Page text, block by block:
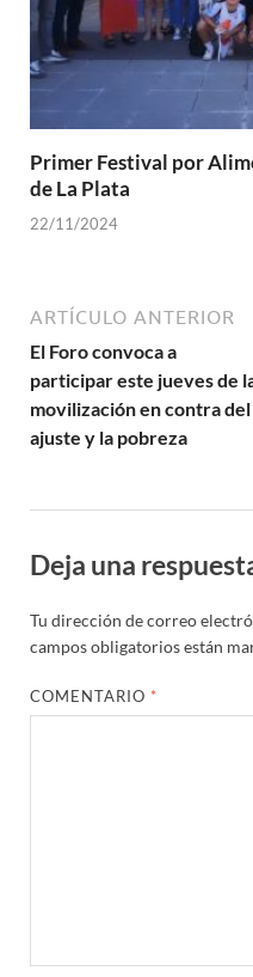
Primer Festival por
de La Plata
22/11/2024
ARTÍCULO ANTERIOR
El Foro convoca a
participar este jueves de
movilización en contra del
ajuste y la pobreza
Deja una
Tu dirección de correo
campos obligatorios están
COMENTARIO *